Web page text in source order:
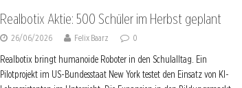
Realbotix Aktie: 500 Schüler im Herbst geplant
26/06/2026 Felix Baarz 0
Realbotix bringt humanoide Roboter in den Schulalltag. Ein
Pilotprojekt im US-Bundesstaat New York testet den Einsatz von KI-